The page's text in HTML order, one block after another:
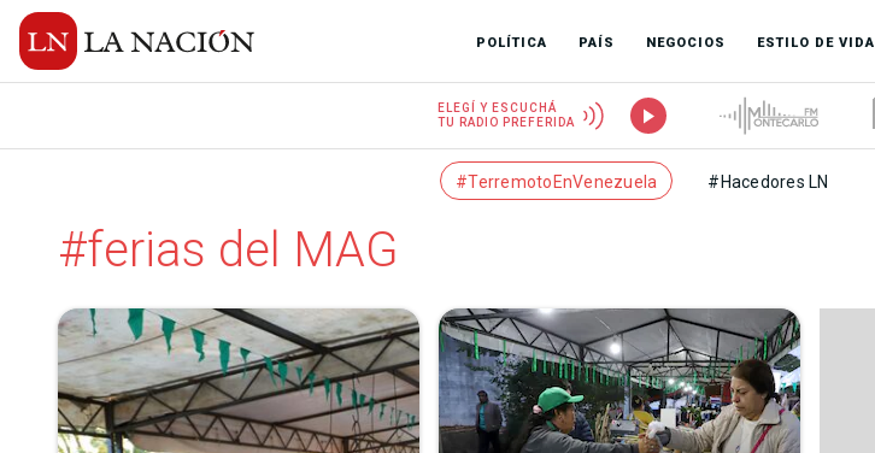
POLÍTICA PAÍS NEGOCIOS ESTILO DE VIDA
ELEGÍ Y ESCUCHÁ
TU RADIO PREFERIDA
#TerremotoEnVenezuela #Hacedores LN
#ferias del MAG